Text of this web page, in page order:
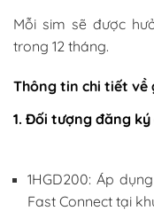
Mỗi sim sẽ được
trong 12 tháng.
Thông tin chi tiết về
1. Đối tượng đăng ký
1HGD200: Áp
Fast Connect tại